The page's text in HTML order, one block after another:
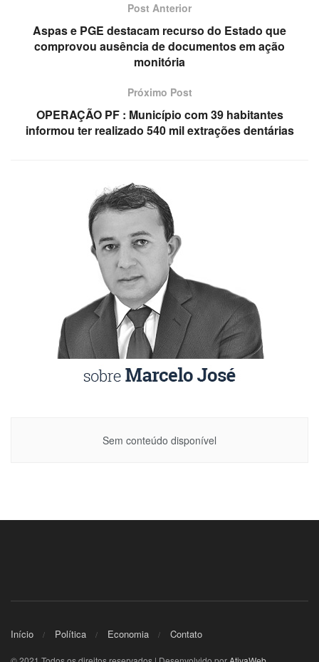
Post Anterior
Aspas e PGE destacam recurso do Estado que
comprovou ausência de documentos em ação
monitória
Próximo Post
OPERAÇÃO PF : Município com 39 habitantes
informou ter realizado 540 mil extrações dentárias
Sem conteúdo disponível
Início Política Economia Contato